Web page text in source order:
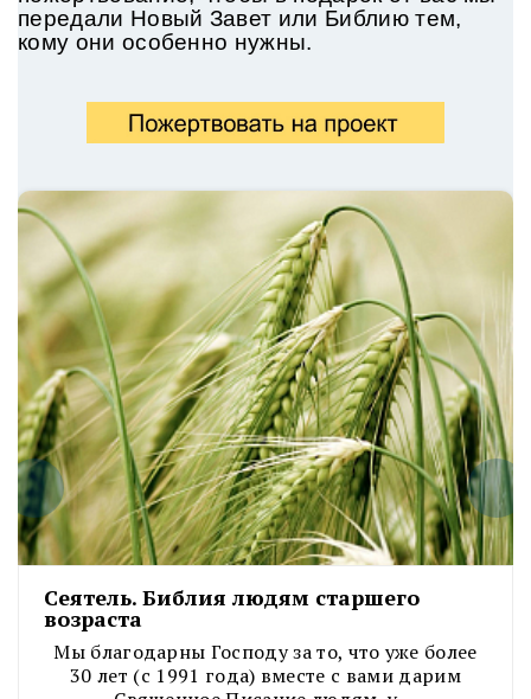
передали Новый Завет или Библию тем,
кому они особенно нужны.
Сеятель. Библия людям старшего
возраста
Мы благодарны Господу за то, что уже более
30 лет (с 1991 года) вместе с вами дарим